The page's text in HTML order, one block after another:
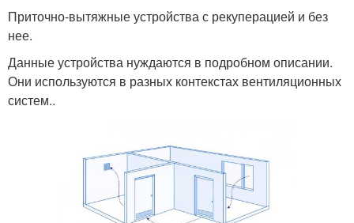
Приточно-вытяжные устройства с рекуперацией и без
нее.
Данные устройства нуждаются в подробном описании.
Они используются в разных контекстах вентиляционных
систем..